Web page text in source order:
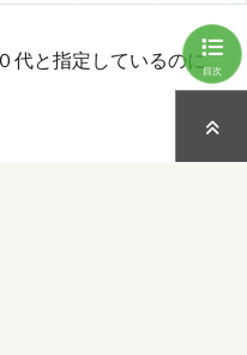
代と指定しているのに目次